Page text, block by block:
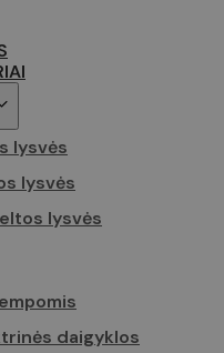
lysvės
lysvės
lysvės
daigyklos